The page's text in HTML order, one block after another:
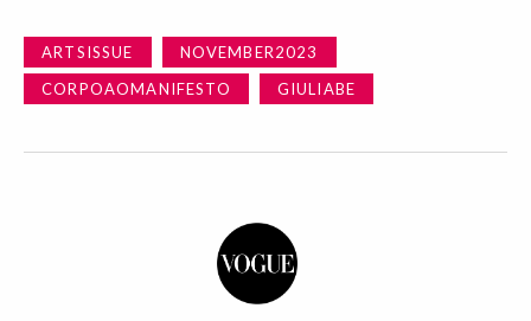
ARTSISSUE
NOVEMBER2023
CORPOAOMANIFESTO
GIULIABE